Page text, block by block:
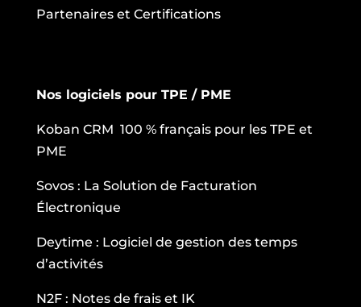
Partenaires et Certifications
Nos logiciels pour TPE / PME
Koban CRM 100 % français pour les TPE et
PME
Sovos : La Solution de Facturation
Électronique
Deytime : Logiciel de gestion des temps
d’activités
N2F : Notes de frais et IK